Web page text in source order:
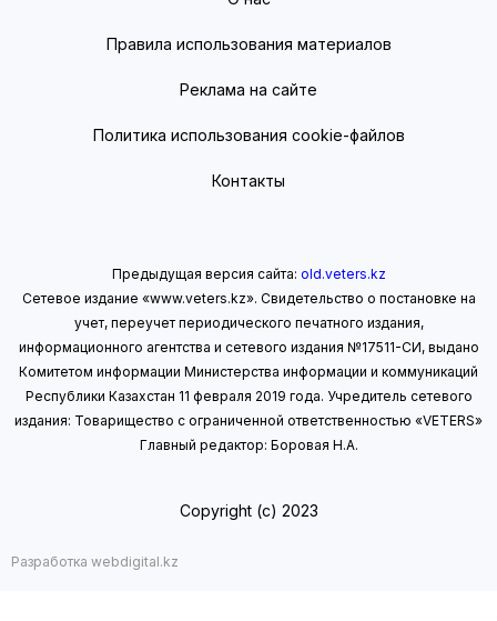
Правила использования материалов
Реклама на сайте
Политика использования cookie-файлов
Контакты
Предыдущая версия сайта: old.veters.kz
Сетевое издание «www.veters.kz». Свидетельство о постановке на
учет, переучет периодического печатного издания,
информационного агентства и сетевого издания №17511-СИ, выдано
Комитетом информации Министерства информации и коммуникаций
Республики Казахстан 11 февраля 2019 года. Учредитель сетевого
издания: Товарищество с ограниченной ответственностью «VETERS»
Главный редактор: Боровая Н.А.
Copyright (с) 2023
Разработка webdigital.kz